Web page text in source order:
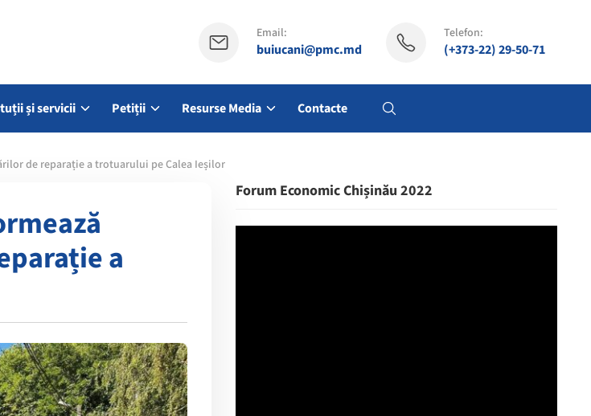
Email:
buiucani@pmc.md
Telefon:
(+373-22) 29-50-71
și servicii Petiții Resurse Media Contacte
de reparație a trotuarului pe Calea Ieșilor
a
Forum Economic Chișinău 2022